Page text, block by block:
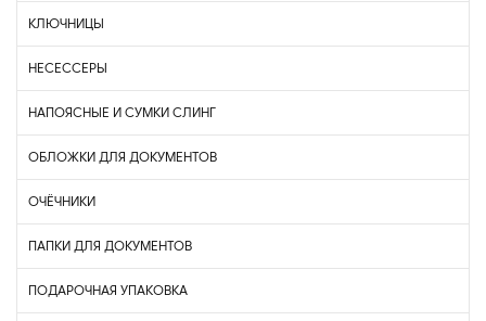
КЛЮЧНИЦЫ
НЕСЕССЕРЫ
НАПОЯСНЫЕ И СУМКИ СЛИНГ
ОБЛОЖКИ ДЛЯ ДОКУМЕНТОВ
ОЧЁЧНИКИ
ПАПКИ ДЛЯ ДОКУМЕНТОВ
ПОДАРОЧНАЯ УПАКОВКА